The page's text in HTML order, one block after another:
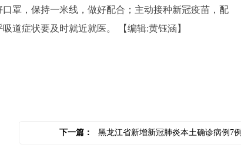
罩，保持一米线，做好配合；主动接种新冠疫苗，配
道症状要及时就近就医。
【编辑:黄钰涵】
下一篇： 黑龙江省新增新冠肺炎本土确诊病例7例